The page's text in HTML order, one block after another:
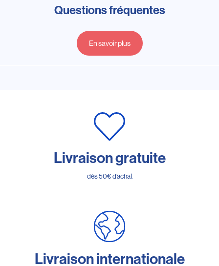
Questions fréquentes
En savoir plus
Livraison gratuite
dès 50€ d’achat
Livraison internationale